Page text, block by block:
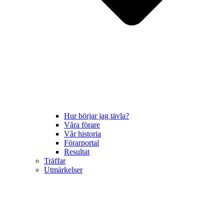
Hur börjar jag tävla?
Våra förare
Vår historia
Förarportal
Resultat
Träffar
Utmärkelser